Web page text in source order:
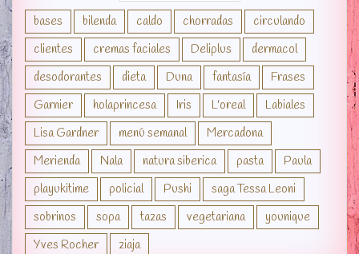
bases bilenda caldo chorradas
circulando
clientes
cremas faciales Deliplus
dermacol
desodorantes
dieta Duna fantasía
Frases
Garnier
holaprincesa Iris L'oreal
Labiales
Lisa Gardner
menú semanal
Mercadona
Merienda
Nala natura siberica pasta
Paula
playukitime
policial Pushi
saga Tessa Leoni
sobrinos
sopa tazas vegetariana
younique
Yves Rocher
ziaja